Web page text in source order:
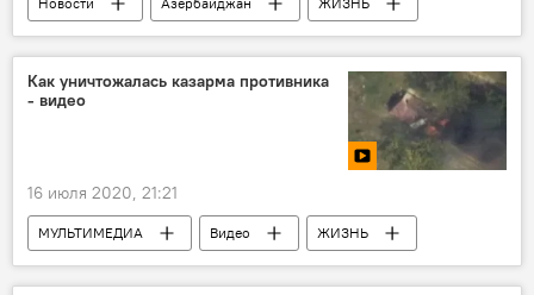
рождаемость
девочки мальчики
Как уничтожалась казарма противника
- видео
16 июля 2020, 21:21
МУЛЬТИМЕДИА Видео
ЖИЗНЬ
Азербайджан
Новости